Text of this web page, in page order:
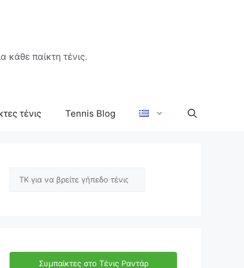
κάθε παίκτη τένις.
τένις Tennis Blog
Αναζήτηση
Συμπαίκτες στο Τένις Ραντάρ